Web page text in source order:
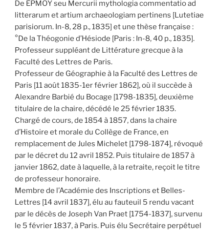
De ÈPMOỸ seu Mercurii mythologia commentatio ad
litterarum et artium archaeologiam pertinens [Lutetiae
parisiorum. In-8, 28 p., 1835] et une thèse française :
°De la Théogonie d’Hésiode [Paris : In-8, 40 p., 1835].
Professeur suppléant de Littérature grecque à la
Faculté des Lettres de Paris.
Professeur de Géographie à la Faculté des Lettres de
Paris [11 août 1835-1er février 1862], où il succède à
Alexandre Barbié du Bocage [1798-1835], deuxième
titulaire de la chaire, décédé le 25 février 1835.
Chargé de cours, de 1854 à 1857, dans la chaire
d’Histoire et morale du Collège de France, en
remplacement de Jules Michelet [1798-1874], révoqué
par le décret du 12 avril 1852. Puis titulaire de 1857 à
janvier 1862, date à laquelle, à la retraite, reçoit le titre
de professeur honoraire.
Membre de l’Académie des Inscriptions et Belles-
Lettres [14 avril 1837], élu au fauteuil 5 rendu vacant
par le décès de Joseph Van Praet [1754-1837], survenu
le 5 février 1837, à Paris. Puis élu Secrétaire perpétuel